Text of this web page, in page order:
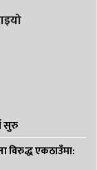
सुरु
विरुद्ध एकठाउँमा: